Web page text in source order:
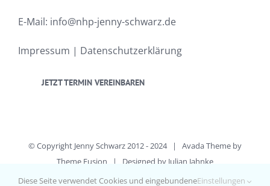
E-Mail: info@nhp-jenny-schwarz.de
Impressum | Datenschutzerklärung
JETZT TERMIN VEREINBAREN
© Copyright Jenny Schwarz 2012 - 2024 | Avada Theme by
Theme Fusion | Designed by Julian Jahnke
All Rights Reserved
Diese Seite verwendet Cookies und eingebundeneEinstellungen